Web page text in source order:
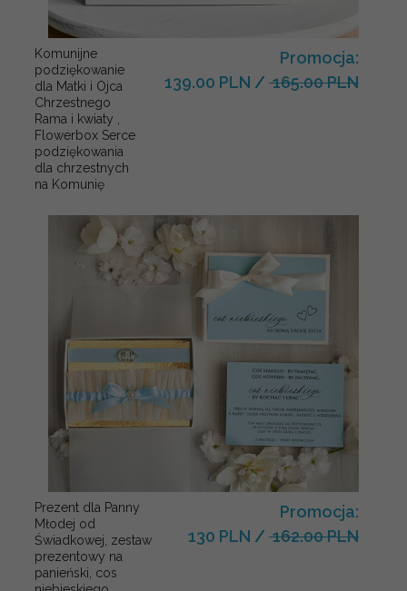
Komunijne
podziękowanie
dla Matki i Ojca
Chrzestnego
Rama i kwiaty ,
Flowerbox Serce
podziękowania
dla chrzestnych
na Komunię
Promocja:
139.00 PLN / 165.00 PLN
Prezent dla Panny
Młodej od
Świadkowej, zestaw
prezentowy na
panieński, cos
Promocja:
130 PLN / 162.00 PLN